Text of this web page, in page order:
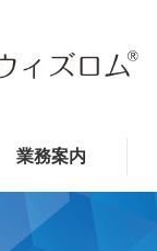
業務案内